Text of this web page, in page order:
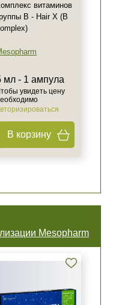
витаминов
В - Hair X (B
мл - 1 ампула
увидеть цену
В корзину
Mesopharm